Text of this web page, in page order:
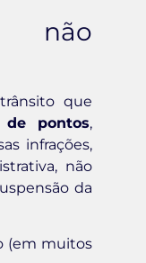
não
que
pontos,
infrações,
não
da
(em muitos